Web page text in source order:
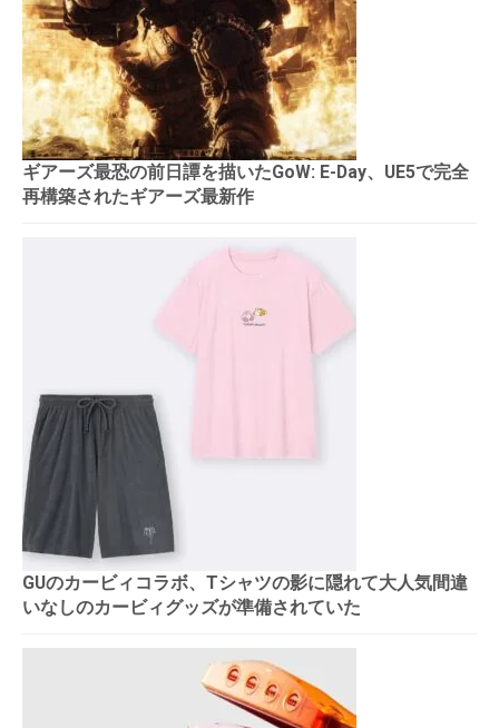
ギアーズ最恐の前日譚を描いたGoW: E-Day、UE5で完全
再構築されたギアーズ最新作
GUのカービィコラボ、Tシャツの影に隠れて大人気間違
いなしのカービィグッズが準備されていた